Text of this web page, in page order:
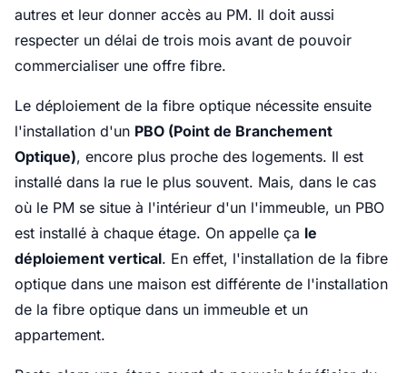
autres et leur donner accès au PM. Il doit aussi
respecter un délai de trois mois avant de pouvoir
commercialiser une offre fibre.
Le déploiement de la fibre optique nécessite ensuite
l'installation d'un PBO (Point de Branchement
Optique), encore plus proche des logements. Il est
installé dans la rue le plus souvent. Mais, dans le cas
où le PM se situe à l'intérieur d'un l'immeuble, un PBO
est installé à chaque étage. On appelle ça le
déploiement vertical. En effet, l'installation de la fibre
optique dans une maison est différente de l'installation
de la fibre optique dans un immeuble et un
appartement.